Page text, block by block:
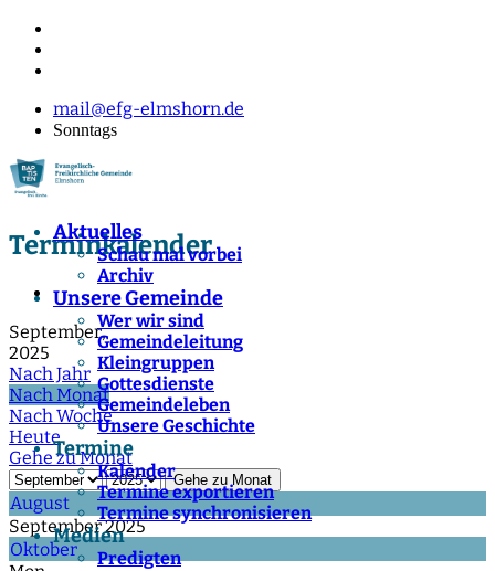
mail@efg-elmshorn.de
Sonntags
Aktuelles
Schau mal vorbei
Archiv
Unsere Gemeinde
Wer wir sind
Gemeindeleitung
Kleingruppen
Gottesdienste
Gemeindeleben
Unsere Geschichte
Termine
Kalender
Termine exportieren
Termine synchronisieren
Medien
Predigten
Terminkalender
September,
2025
Nach Jahr
Nach Monat
Nach Woche
Heute
Gehe zu Monat
Gehe zu Monat
August
September 2025
Oktober